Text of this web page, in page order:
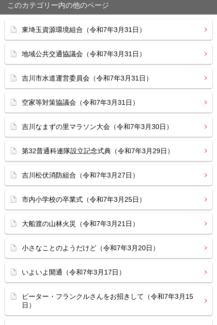
このカテゴリー内の他のページ
東埼玉資源環境組合（令和7年3月31日）
地域公共交通協議会（令和7年3月31日）
吉川市水道運営委員会（令和7年3月31日）
空家等対策協議会（令和7年3月31日）
吉川なまずの里マラソン大会（令和7年3月30日）
第32普通科連隊設立記念式典（令和7年3月29日）
吉川松伏消防組合（令和7年3月27日）
市内小学校の卒業式（令和7年3月25日）
大船渡の山林火災（令和7年3月21日）
小さなことのようだけど（令和7年3月20日）
いよいよ開通（令和7年3月17日）
ピーター・フランクルさんをお招きして（令和7年3月15
日）